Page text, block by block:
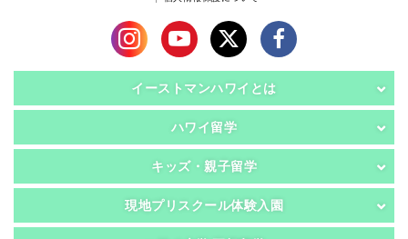
イーストマンハワイとは
ハワイ留学
キッズ・親子留学
現地プリスクール体験入園